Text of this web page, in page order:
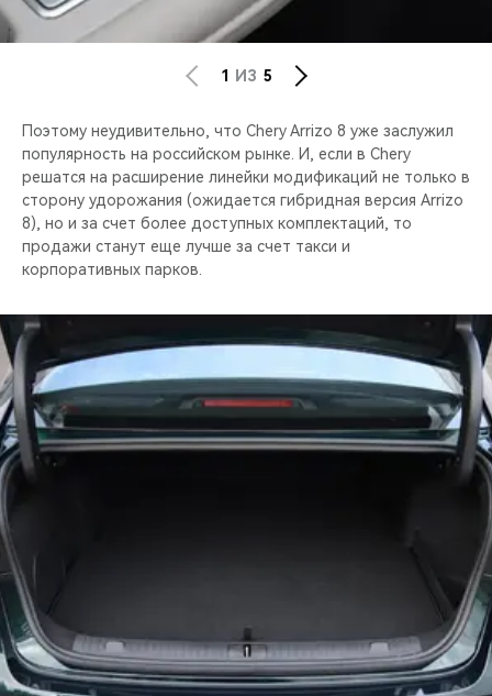
1 ИЗ 5
Поэтому неудивительно, что Chery Arrizo 8 уже заслужил
популярность на российском рынке. И, если в Chery
решатся на расширение линейки модификаций не только в
сторону удорожания (ожидается гибридная версия Arrizo
8), но и за счет более доступных комплектаций, то
продажи станут еще лучше за счет такси и
корпоративных парков.